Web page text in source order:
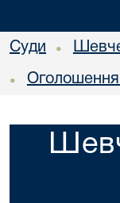
Суди •
•